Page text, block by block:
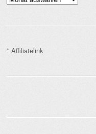
* Affiliatelink